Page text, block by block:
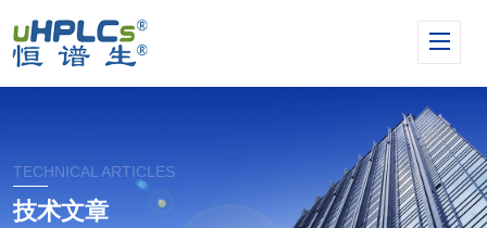
TECHNICAL ARTICLES
技术文章